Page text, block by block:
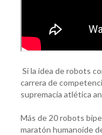
Si la idea de robots
carrera de
supremacía atlética
Más de 20 robots
maratón humanoide